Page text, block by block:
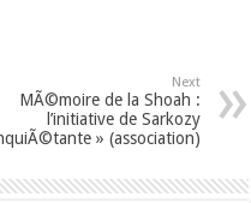
Next
MÃ©moire de la Shoah :
l’initiative de Sarkozy
» (association)